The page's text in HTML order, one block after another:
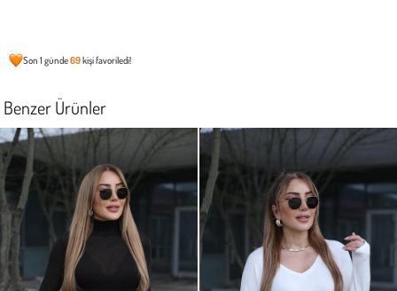
Son 1 günde69kişi favoriledi!
Benzer Ürünler